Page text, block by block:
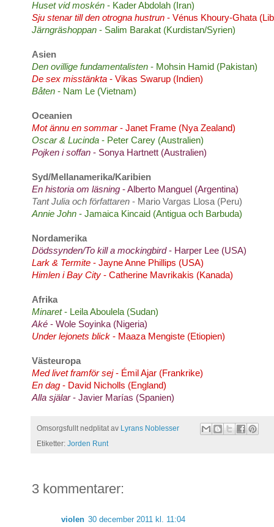
Huset vid moskén - Kader Abdolah (Iran)
Sju stenar till den otrogna hustrun - Vénus Khoury-Ghata
Järngräshoppan - Salim Barakat (Kurdistan/Syrien)
Asien
Den ovillige fundamentalisten - Mohsin Hamid (Pakistan)
De sex misstänkta - Vikas Swarup (Indien)
Båten - Nam Le (Vietnam)
Oceanien
Mot ännu en sommar- Janet Frame (Nya Zealand)
Oscar & Lucinda - Peter Carey (Australien)
Pojken i soffan - Sonya Hartnett (Australien)
Syd/Mellanamerika/Karibien
En historia om läsning - Alberto Manguel (Argentina)
Tant Julia och författaren - Mario Vargas Llosa (Peru)
Annie John - Jamaica Kincaid (Antigua och Barbuda)
Nordamerika
Dödssynden/To kill a mockingbird- Harper Lee (USA)
Lark & Termite - Jayne Anne Phillips (USA)
Himlen i Bay City - Catherine Mavrikakis (Kanada)
Afrika
Minaret- Leila Aboulela (Sudan)
Aké - Wole Soyinka (Nigeria)
Under lejonets blick - Maaza Mengiste (Etiopien)
Västeuropa
Med livet framför sej- Émil Ajar (Frankrike)
En dag - David Nicholls (England)
Alla själar- Javier Marías (Spanien)
Omsorgsfullt nedplitat av Lyrans Noblesser
Etiketter: Jorden Runt
3 kommentarer:
violen 30 december 2011 kl. 11:04